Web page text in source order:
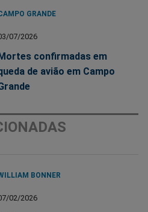
GRANDE
07/2026
confirmadas em
de avião em Campo
BONNER
02/2026